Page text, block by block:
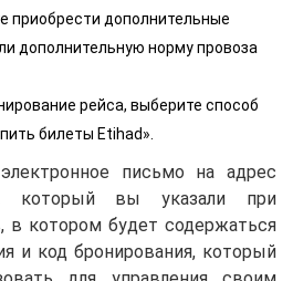
приобрести дополнительные
дополнительную норму провоза
рейса, выберите способ
билеты Etihad».
письмо на адрес
который вы указали при
в котором будет содержаться
и код бронирования, который